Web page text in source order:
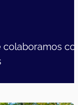
colaboramos